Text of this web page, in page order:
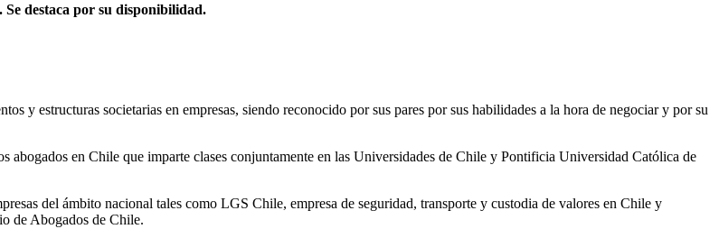
destaca por su disponibilidad.
y estructuras societarias en empresas, siendo reconocido por sus pares por sus habilidades a la hora de negociar y por su
abogados en Chile que imparte clases conjuntamente en las Universidades de Chile y Pontificia Universidad Católica de
del ámbito nacional tales como LGS Chile, empresa de seguridad, transporte y custodia de valores en Chile y
de Abogados de Chile.